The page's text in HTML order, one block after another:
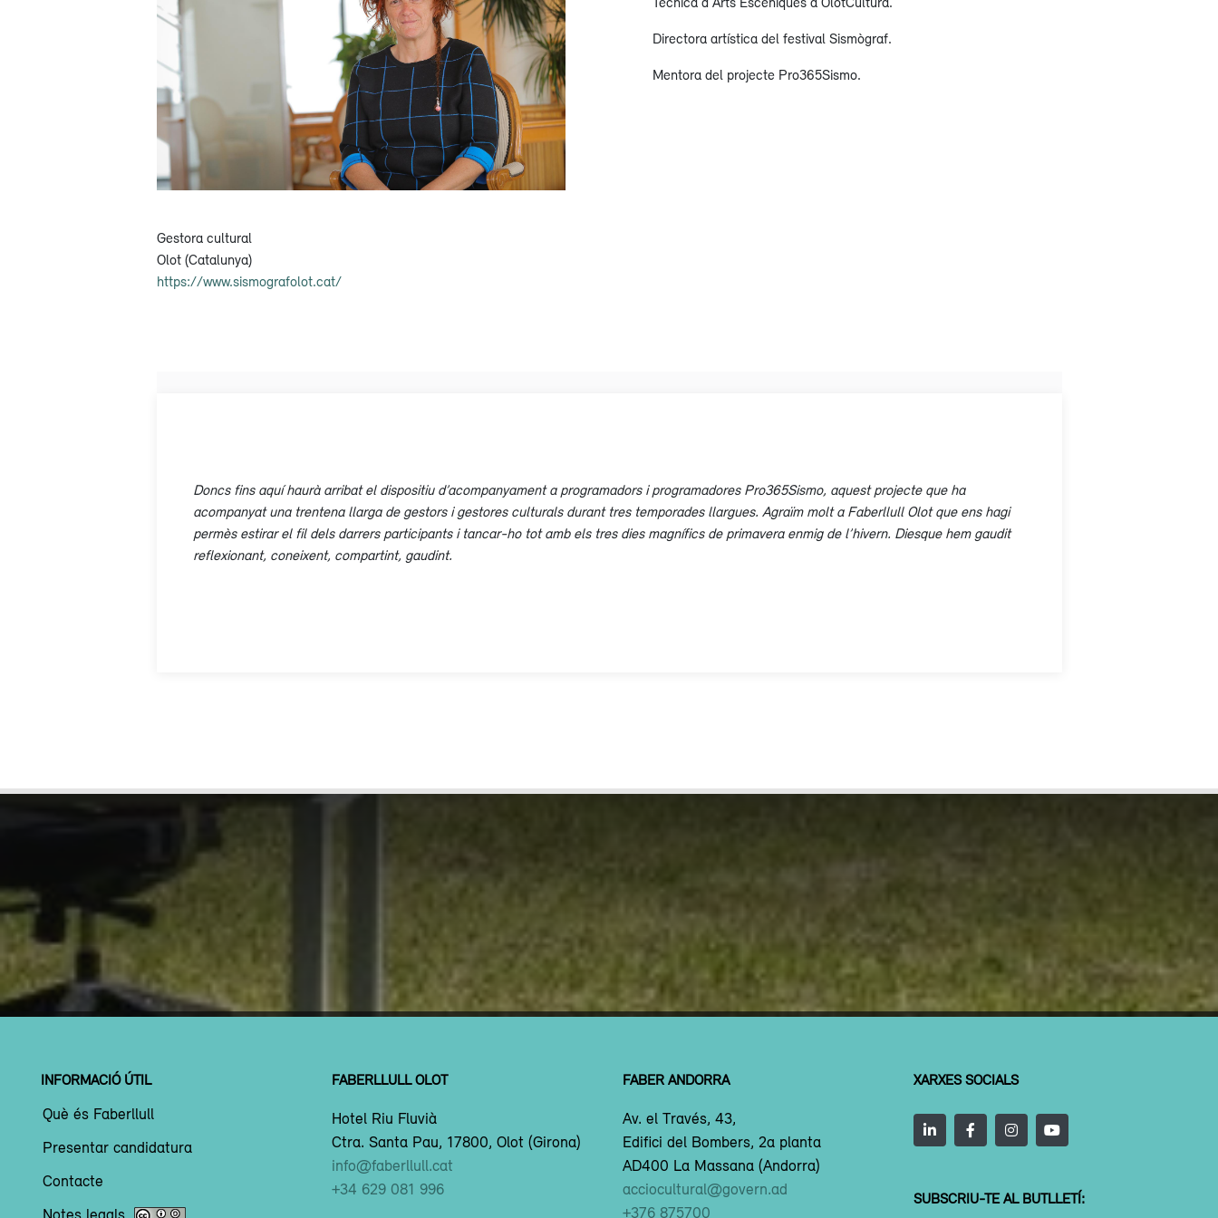
Gestora cultural
Olot (Catalunya)
https://www.sismografolot.cat/
Directora artística del festival Sismògraf.
Mentora del projecte Pro365Sismo.
Doncs fins aquí haurà arribat el dispositiu d’acompanyament a programadors i programadores Pro365Sismo, aquest projecte que ha
acompanyat una trentena llarga de gestors i gestores culturals durant tres temporades llargues. Agraïm molt a Faberllull Olot que ens hagi
permès estirar el fil dels darrers participants i tancar-ho tot amb els tres dies magnífics de primavera enmig de l’hivern. Diesque hem gaudit
reflexionant, coneixent, compartint, gaudint.
INFORMACIÓ ÚTIL
Què és Faberllull
Presentar candidatura
Contacte
FABERLLULL OLOT
Hotel Riu Fluvià
Ctra. Santa Pau, 17800, Olot (Girona)
info@faberllull.cat
+34 629 081 996
FABER ANDORRA
Av. el Través, 43,
Edifici del Bombers, 2a planta
AD400 La Massana (Andorra)
acciocultural@govern.ad
+376 875700
XARXES SOCIALS
SUBSCRIU-TE AL BUTLLETÍ: